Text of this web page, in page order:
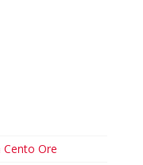
Cento Ore